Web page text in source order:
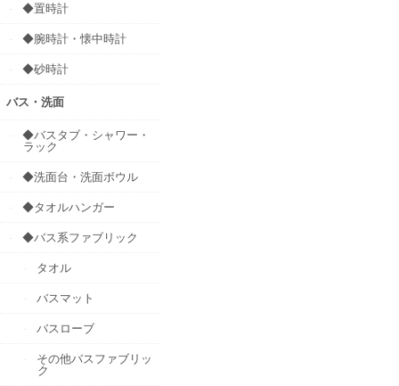
◆置時計
◆腕時計・懐中時計
◆砂時計
バス・洗面
◆バスタブ・シャワー・
ラック
◆洗面台・洗面ボウル
◆タオルハンガー
◆バス系ファブリック
タオル
バスマット
バスローブ
その他バスファブリッ
ク